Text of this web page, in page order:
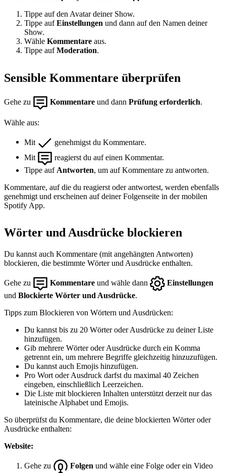
Tippe auf den Avatar deiner Show.
Tippe aufEinstellungen und dann auf den Namen deiner
Show.
Wähle Kommentare aus.
Tippe aufModeration.
Sensible Kommentare überprüfen
Gehe zu Kommentare und dann Prüfung erforderlich
Wähle aus:
Mit
genehmigst du Kommentare.
Mit
reagierst du auf einen Kommentar.
Tippe auf Antworten, um auf Kommentare zu antworten.
Kommentare, auf die du reagierst oder antwortest, werden ebenfalls
genehmigt und erscheinen auf deiner Folgenseite in der mobilen
Spotify App.
Wörter und Ausdrücke blockieren
Du kannst auch Kommentare (mit angehängten Antworten)
blockieren, die bestimmte Wörter und Ausdrücke enthalten.
Gehe zu Kommentare und wähle dann
Einstellungen
und Blockierte Wörter und Ausdrücke.
Tipps zum Blockieren von Wörtern und Ausdrücken:
Du kannst bis zu 20 Wörter oder Ausdrücke zu deiner Liste
hinzufügen.
Gib mehrere Wörter oder Ausdrücke durch ein Komma
getrennt ein, um mehrere Begriffe gleichzeitig hinzuzufügen.
Du kannst auch Emojis hinzufügen.
Pro Wort oder Ausdruck darfst du maximal 40 Zeichen
eingeben, einschließlich Leerzeichen.
Die Liste mit blockieren Inhalten unterstützt derzeit nur das
lateinische Alphabet und Emojis.
So überprüfst du Kommentare, die deine blockierten Wörter oder
Ausdrücke enthalten:
Website:
Gehe zu Folgen und wähle eine Folge oder ein Video